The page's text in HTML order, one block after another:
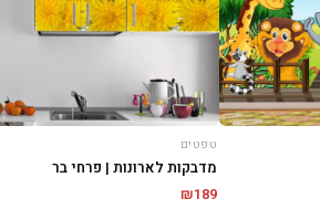
טפטים
מדבקות לארונות | פרחי בר
₪189